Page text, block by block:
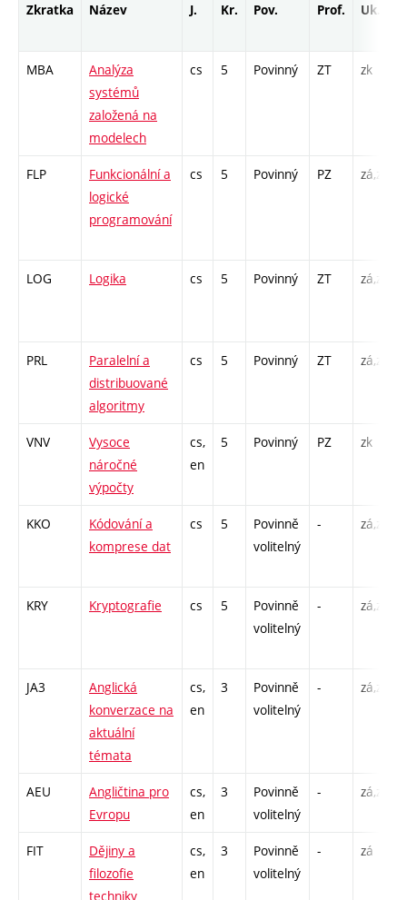
Zkratka Název J. Kr. Pov. Prof. Uk.
MBA
Analýza
systémů
založená na
modelech
cs 5 Povinný ZT zk
FLP
Funkcionální a
logické
programování
cs 5 Povinný PZ zá,zk
LOG Logika cs 5 Povinný ZT zá,zk
PRL
Paralelní a
distribuované
algoritmy
cs 5 Povinný ZT zá,zk
VNV
Vysoce
náročné
výpočty
cs,
en
5 Povinný PZ zk
KKO
Kódování a
komprese dat
cs 5
Povinně
volitelný
- zá,zk
KRY Kryptografie cs 5
Povinně
volitelný
- zá,zk
JA3
Anglická
konverzace na
aktuální
témata
cs,
en
3
Povinně
volitelný
- zá,zk
AEU
Angličtina pro
Evropu
cs,
en
3
Povinně
volitelný
- zá,zk
FIT
Dějiny a
filozofie
techniky
cs,
en
3
Povinně
volitelný
- zá